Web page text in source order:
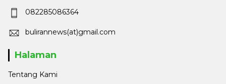
082285086364
bulirannews(at)gmail.com
Halaman
Tentang Kami